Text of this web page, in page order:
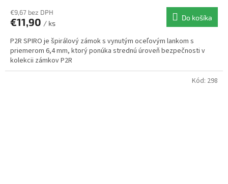
€9,67 bez DPH
€11,90 / ks
Do košíka
P2R SPIRO je špirálový zámok s vynutým oceľovým lankom s
priemerom 6,4 mm, ktorý ponúka strednú úroveň bezpečnosti v
kolekcii zámkov P2R
Kód: 298